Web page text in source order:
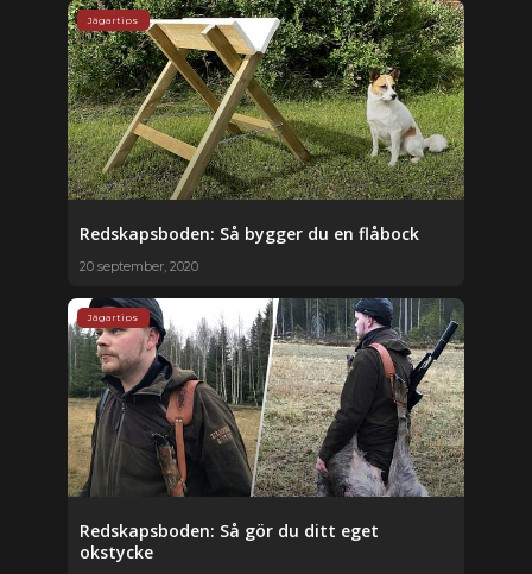
Jägartips
Redskapsboden: Så bygger du en flåbock
20 september, 2020
Jägartips
Redskapsboden: Så gör du ditt eget
okstycke